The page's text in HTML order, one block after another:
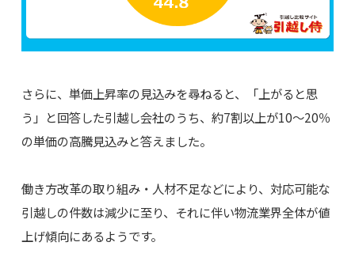
さらに、単価上昇率の見込みを尋ねると、「上がると思
う」と回答した引越し会社のうち、約7割以上が10～20％
の単価の高騰見込みと答えました。
働き方改革の取り組み・人材不足などにより、対応可能な
引越しの件数は減少に至り、それに伴い物流業界全体が値
上げ傾向にあるようです。